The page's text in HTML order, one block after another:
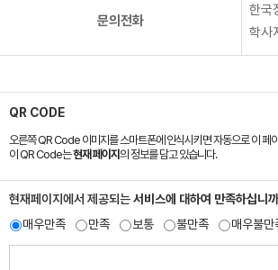
문의전화
한국
학사
QR CODE
오른쪽 QR Code 이미지를 스마트폰에 인식시키면 자동으로 이 페
이 QR Code는현재 페이지의 정보를 담고 있습니다.
현재페이지에서 제공되는서비스에 대하여 만족하십니
매우만족
만족 보통 불만족 매우불만